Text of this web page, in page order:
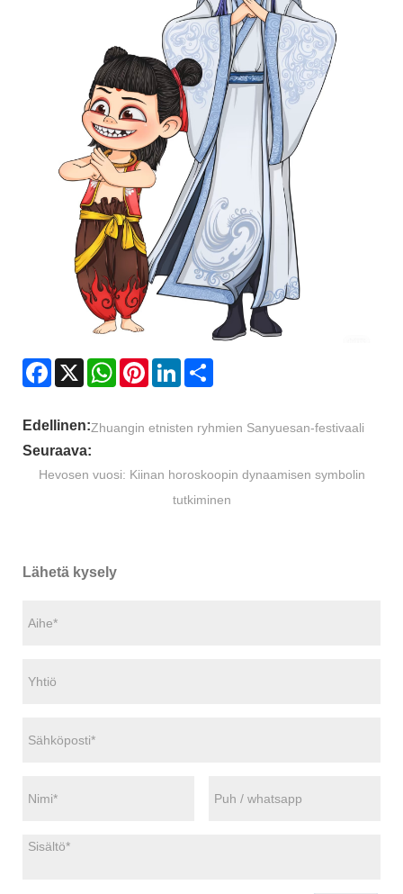
Facebook
X WhatsAppPinterestLinkedIn
Edellinen:Zhuangin etnisten ryhmien Sanyuesan-festivaali
Seuraava:
Hevosen vuosi: Kiinan horoskoopin dynaamisen symbolin
tutkiminen
Lähetä kysely